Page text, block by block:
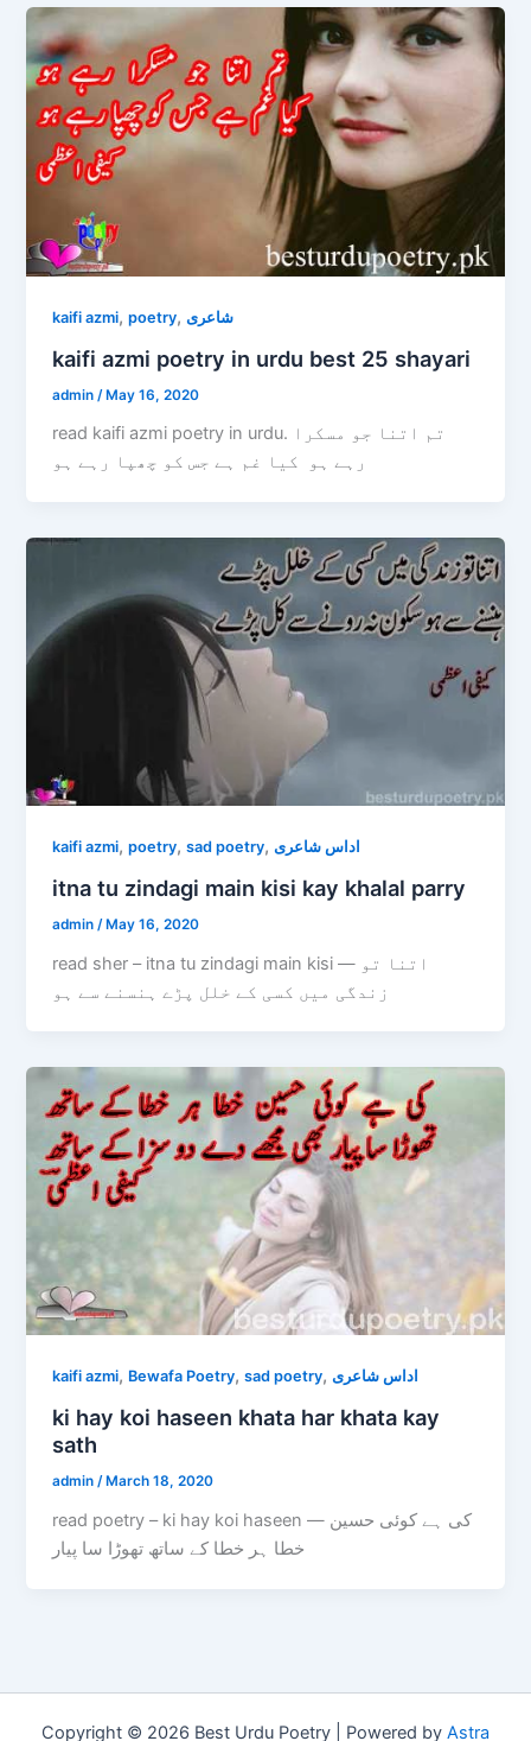
kaifi azmi,poetry,شاعری
kaifi azmi poetry in urdu best 25 shayari
admin /May 16, 2020
read kaifi azmi poetry in urdu. تم اتنا جو مسکرا
رہے ہو کیا غم ہے جس کو چھپا رہے ہو
kaifi azmi,poetry,sad poetry,اداس شاعری
itna tu zindagi main kisi kay khalal parry
admin /May 16, 2020
read sher – itna tu zindagi main kisi — اتنا تو
زندگی میں کسی کے خلل پڑے ہنسنے سے ہو
kaifi azmi, Bewafa Poetry,sad poetry,اداس شاعری
ki hay koi haseen khata har khata kay
sath
admin/March 18, 2020
read poetry – ki hay koi haseen — کی ہے کوئی حسین
خطا ہر خطا کے ساتھ تھوڑا سا پیار
Copyright © 2026 Best Urdu Poetry | Powered by Astra